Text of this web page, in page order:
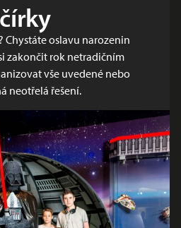
Chystáte oslavu narozenin
zakončit rok netradičním
vše uvedené nebo
neotřelá řešení.